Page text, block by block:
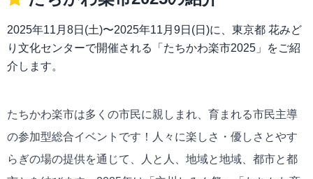
2025年11月8日(土)〜2025年11月9日(日)に、東京都 花みど
り文化センターで開催される「たちかわ楽市2025」をご紹
介します。
たちかわ楽市は多くの市民に親しまれ、育まれる市民主導
の参加型総合イベントです！人々に楽しさ・優しさとやす
らぎの場の提供を通じて、人と人、地域と地域、都市と都